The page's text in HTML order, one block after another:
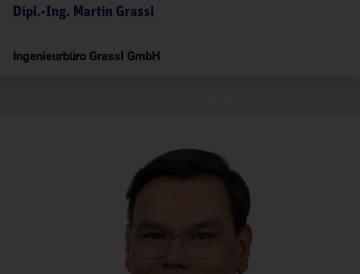
Dipl.-Ing. Martin Grassl
Ingenieurbüro Grassl GmbH